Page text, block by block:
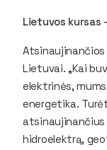
Lietuvos
Lietuvai. „Kai
elektrinės,
energetika.
atsinaujinančius
hidroelektrą,